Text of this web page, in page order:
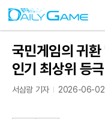
국민게임의 귀
인기 최상위 등극
서삼광 기자 2026-06-